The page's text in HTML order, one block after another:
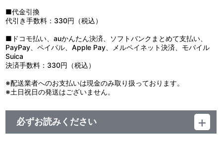
■代金引換
代引き手数料：330円（税込）
■ドコモ払い、auかんたん決済、ソフトバンクまとめて支払い、
PayPay、ペイパル、Apple Pay、メルペイネット決済、モバイル
Suica
決済手数料：330円（税込）
※配送業者へのお支払いは現金のみ取り扱っております。
※土日祝日の発送はございません。
必ずお読みください